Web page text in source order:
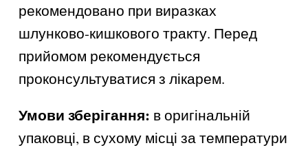
рекомендовано при виразках
шлунково-кишкового тракту. Перед
прийомом рекомендується
проконсультуватися з лікарем.
Умови зберігання: в оригінальній
упаковці, в сухому місці за температури